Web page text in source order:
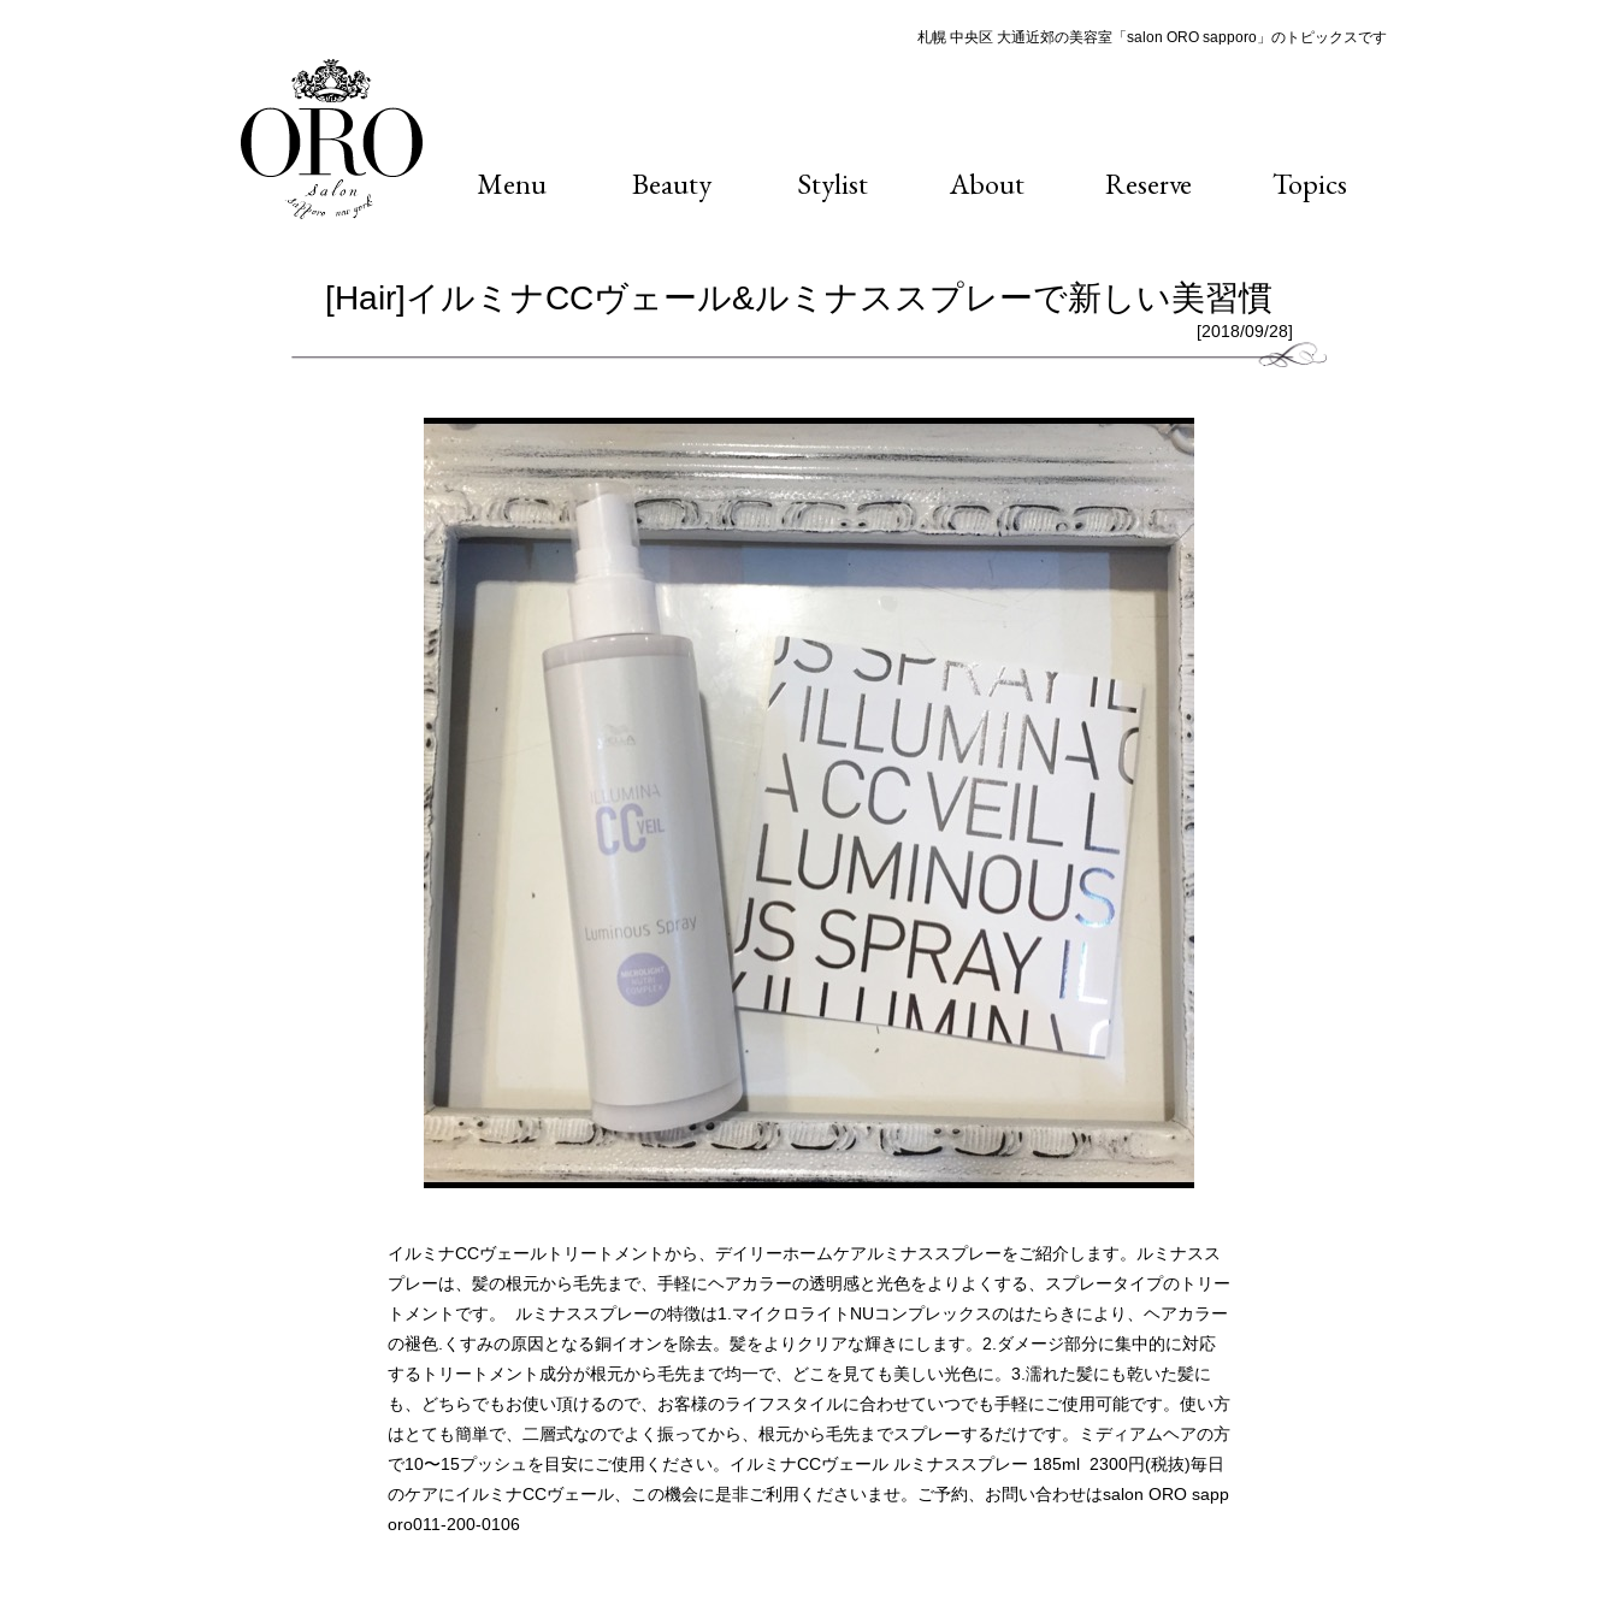
札幌 中央区 大通近郊の美容室「salon ORO sapporo」のトピックスです
Menu Beauty Stylist About Reserve Topics
[Hair]イルミナCCヴェール&ルミナススプレーで新しい美習慣
[2018/09/28]
イルミナCCヴェールトリートメントから、デイリーホームケアルミナススプレーをご紹介します。ルミナスス
プレーは、髪の根元から毛先まで、手軽にヘアカラーの透明感と光色をよりよくする、スプレータイプのトリー
トメントです。 ルミナススプレーの特徴は1.マイクロライトNUコンプレックスのはたらきにより、ヘアカラー
の褪色.くすみの原因となる銅イオンを除去。髪をよりクリアな輝きにします。2.ダメージ部分に集中的に対応
するトリートメント成分が根元から毛先まで均一で、どこを見ても美しい光色に。3.濡れた髪にも乾いた髪に
も、どちらでもお使い頂けるので、お客様のライフスタイルに合わせていつでも手軽にご使用可能です。使い方
はとても簡単で、二層式なのでよく振ってから、根元から毛先までスプレーするだけです。ミディアムヘアの方
で10〜15プッシュを目安にご使用ください。イルミナCCヴェール ルミナススプレー 185ml 2300円(税抜)毎日
のケアにイルミナCCヴェール、この機会に是非ご利用くださいませ。ご予約、お問い合わせはsalon ORO sapp
oro011-200-0106